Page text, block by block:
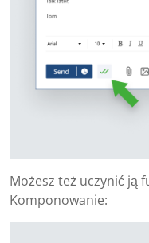
Możesz też uczynić ją
Komponowanie: